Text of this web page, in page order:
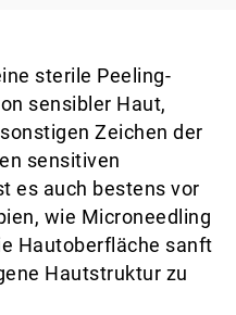
sterile Peeling-
sensibler Haut,
Zeichen der
sensitiven
es auch bestens vor
wie Microneedling
Hautoberfläche sanft
Hautstruktur zu